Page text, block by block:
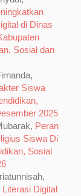
di Dinas
Sosial dan
Siswa
2025
Peran
Siswa Di
Sosial
Literasi Digital